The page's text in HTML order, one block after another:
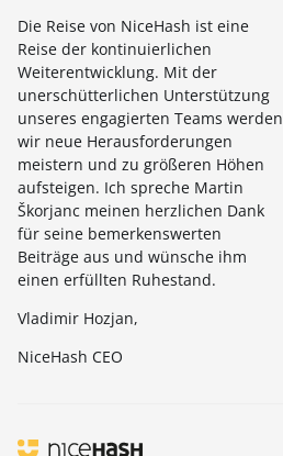
Die Reise von NiceHash ist eine
Reise der kontinuierlichen
Weiterentwicklung. Mit der
unerschütterlichen Unterstützung
unseres engagierten Teams werden
wir neue Herausforderungen
meistern und zu größeren Höhen
aufsteigen. Ich spreche Martin
Škorjanc meinen herzlichen Dank
für seine bemerkenswerten
Beiträge aus und wünsche ihm
einen erfüllten Ruhestand.
Vladimir Hozjan,
NiceHash CEO